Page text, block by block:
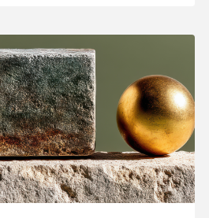
440.30
321.50
321.55
321.55
-36.95%